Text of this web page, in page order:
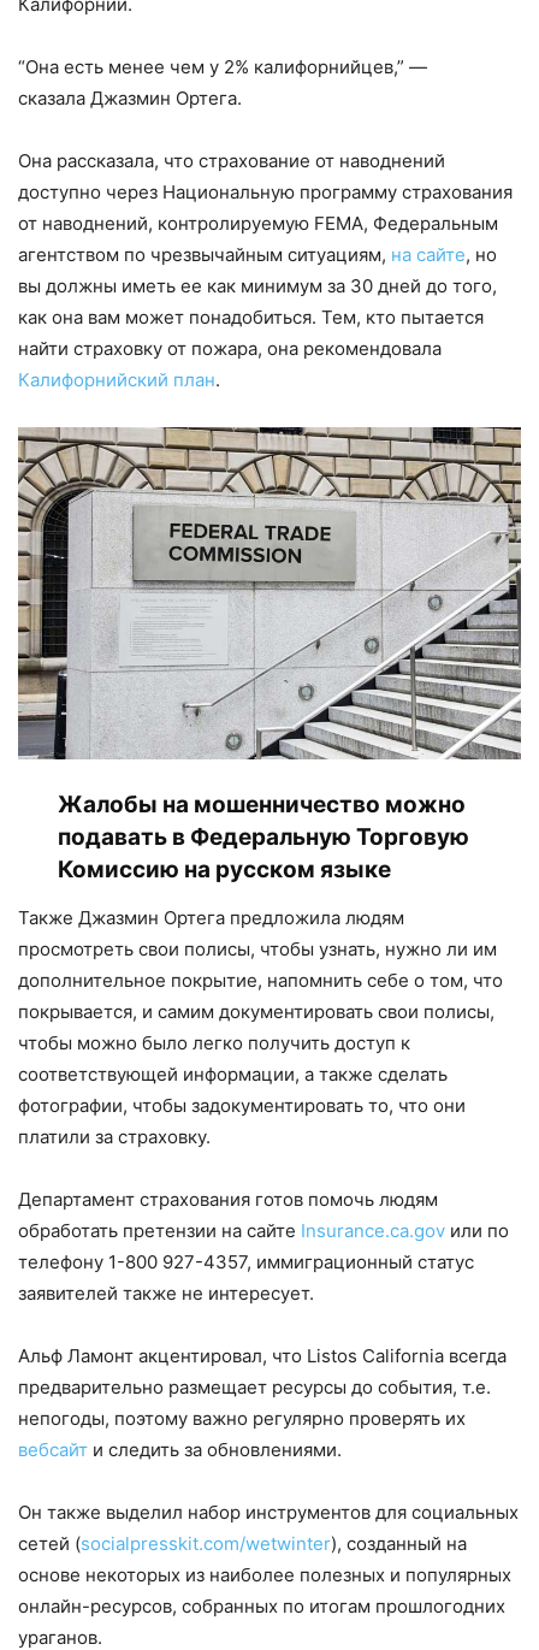
“Она есть менее чем у 2% калифорнийцев,” —
сказала Джазмин Ортега.
Она рассказала, что страхование от наводнений
доступно через Национальную программу страхования
от наводнений, контролируемую FEMA, Федеральным
агентством по чрезвычайным ситуациям, на сайте, но
вы должны иметь ее как минимум за 30 дней до того,
как она вам может понадобиться. Тем, кто пытается
найти страховку от пожара, она рекомендовала
Калифорнийский план.
Жалобы на мошенничество можно
подавать в Федеральную Торговую
Комиссию на русском языке
Также Джазмин Ортега предложила людям
просмотреть свои полисы, чтобы узнать, нужно ли им
дополнительное покрытие, напомнить себе о том, что
покрывается, и самим документировать свои полисы,
чтобы можно было легко получить доступ к
соответствующей информации, а также сделать
фотографии, чтобы задокументировать то, что они
платили за страховку.
Департамент страхования готов помочь людям
обработать претензии на сайте Insurance.ca.gov или по
телефону 1-800 927-4357, иммиграционный статус
заявителей также не интересует.
Альф Ламонт акцентировал, что Listos California всегда
предварительно размещает ресурсы до события, т.е.
непогоды, поэтому важно регулярно проверять их
вебсайт и следить за обновлениями.
Он также выделил набор инструментов для социальных
сетей (socialpresskit.com/wetwinter), созданный на
основе некоторых из наиболее полезных и популярных
онлайн-ресурсов, собранных по итогам прошлогодних
ураганов.